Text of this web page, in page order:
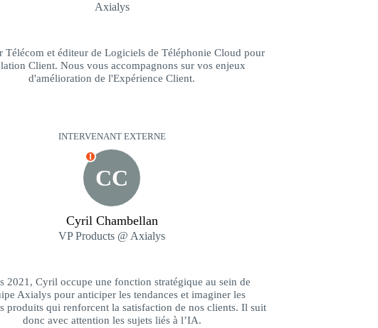
Axialys
Télécom et éditeur de Logiciels de Téléphonie Cloud pour
Client. Nous vous accompagnons sur vos enjeux
d'amélioration de l'Expérience Client.
INTERVENANT EXTERNE
CC
I
Cyril Chambellan
VP Products @ Axialys
2021, Cyril occupe une fonction stratégique au sein de
Axialys pour anticiper les tendances et imaginer les
produits qui renforcent la satisfaction de nos clients. Il suit
donc avec attention les sujets liés à l’IA.